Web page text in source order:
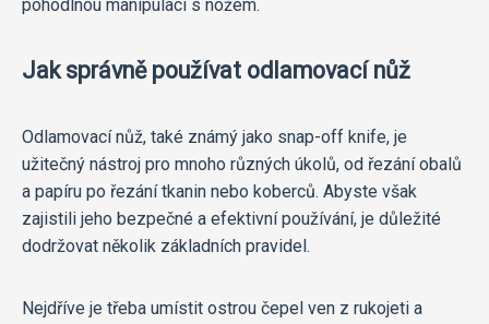
pohodlnou manipulaci s nožem.
Jak správně používat odlamovací nůž
Odlamovací nůž, také známý jako snap-off knife, je
užitečný nástroj pro mnoho různých úkolů, od řezání obalů
a papíru po řezání tkanin nebo koberců. Abyste však
zajistili jeho bezpečné a efektivní používání, je důležité
dodržovat několik základních pravidel.
Nejdříve je třeba umístit ostrou čepel ven z rukojeti a